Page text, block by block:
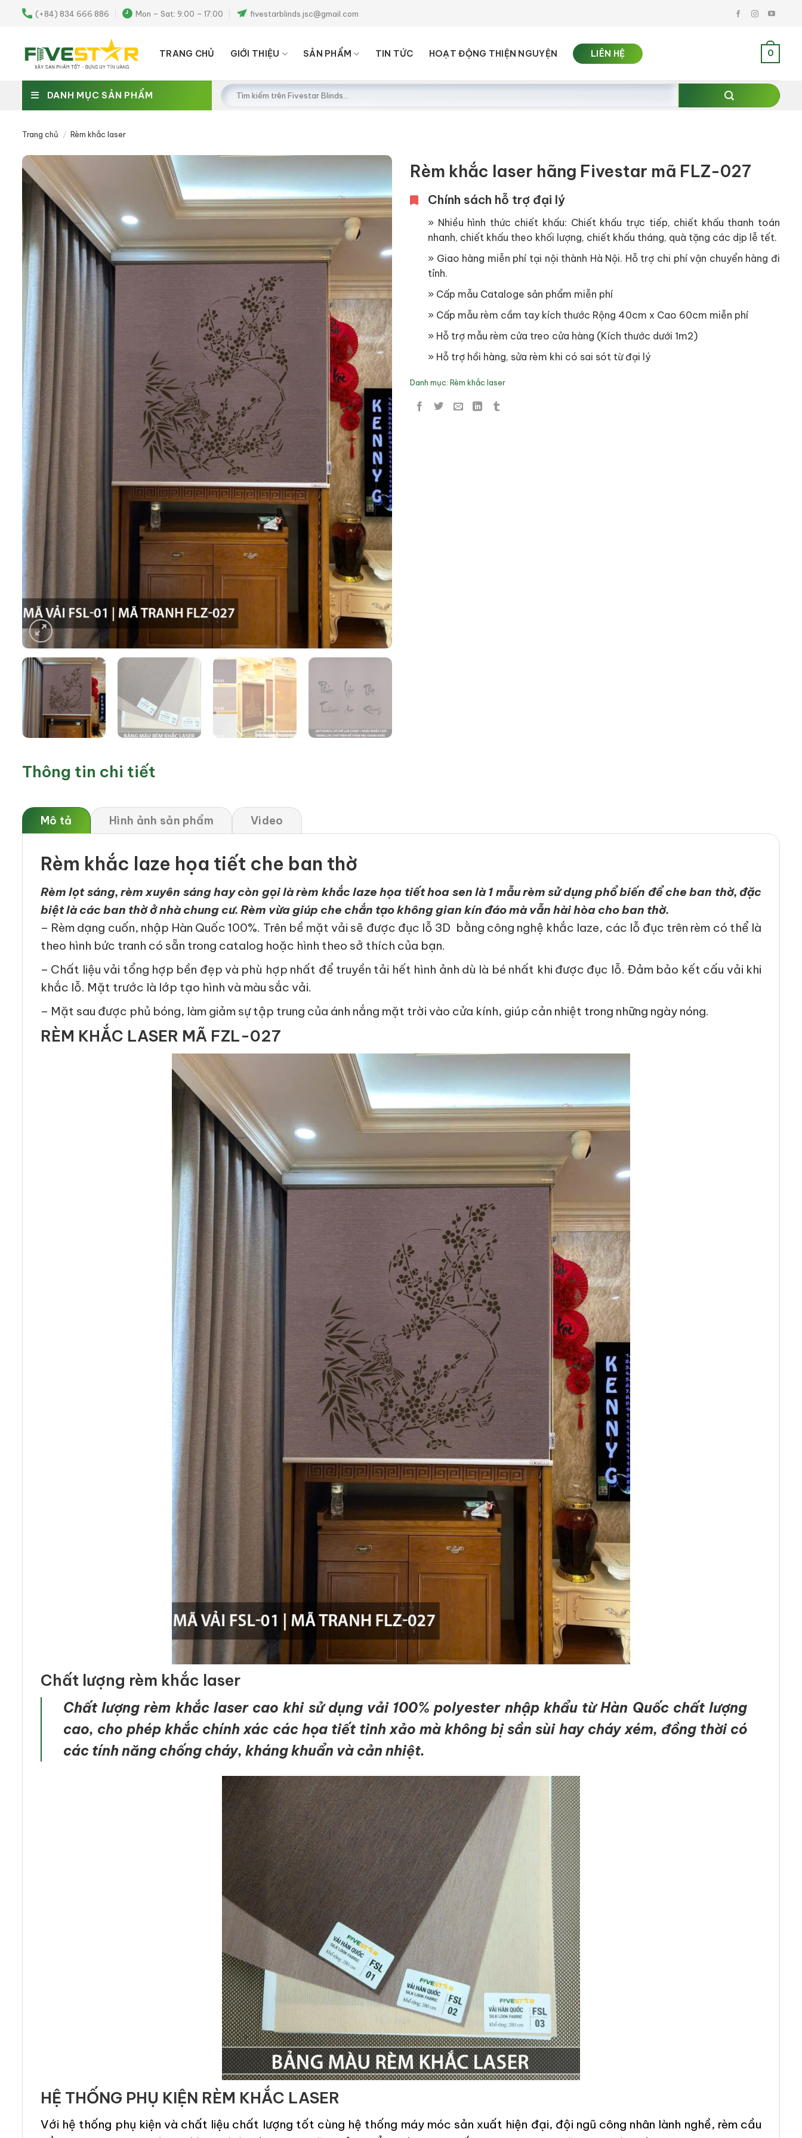
(+84) 834 666 886 Mon – Sat: 9:00 – 17:00 fivestarblinds.jsc@gmail.com
TRANG CHỦ GIỚI THIỆU SẢN PHẨM TIN TỨC HOẠT ĐỘNG THIỆN NGUYỆN LIÊN HỆ 0
DANH MỤC SẢN PHẨM
Tìm
kiếm:
Trang chủ / Rèm khắc laser
Rèm khắc laser hãng Fivestar mã FLZ-027
Chính sách hỗ trợ đại lý
» Nhiều hình thức chiết khấu: Chiết khấu trực tiếp, chiết khấu thanh toán
nhanh, chiết khấu theo khối lượng, chiết khấu tháng, quà tặng các dịp lễ tết.
» Giao hàng miễn phí tại nội thành Hà Nội. Hỗ trợ chi phí vận chuyển hàng đi
tỉnh.
» Cấp mẫu Cataloge sản phẩm miễn phí
» Cấp mẫu rèm cầm tay kích thước Rộng 40cm x Cao 60cm miễn phí
» Hỗ trợ mẫu rèm cửa treo cửa hàng (Kích thước dưới 1m2)
» Hỗ trợ hồi hàng, sửa rèm khi có sai sót từ đại lý
Danh mục: Rèm khắc laser
Thông tin chi tiết
Mô tả Hình ảnh sản phẩm Video
Rèm khắc laze họa tiết che ban thờ
Rèm lọt sáng, rèm xuyên sáng hay còn gọi là rèm khắc laze họa tiết hoa sen là 1 mẫu rèm sử dụng phổ biến để che ban thờ, đặc
biệt là các ban thờ ở nhà chung cư. Rèm vừa giúp che chắn tạo không gian kín đáo mà vẫn hài hòa cho ban thờ.
– Rèm dạng cuốn, nhập Hàn Quốc 100%. Trên bề mặt vải sẽ được đục lỗ 3D bằng công nghệ khắc laze, các lỗ đục trên rèm có thể là
theo hình bức tranh có sẵn trong catalog hoặc hình theo sở thích của bạn.
– Chất liệu vải tổng hợp bền đẹp và phù hợp nhất để truyền tải hết hình ảnh dù là bé nhất khi được đục lỗ. Đảm bảo kết cấu vải khi
khắc lỗ. Mặt trước là lớp tạo hình và màu sắc vải.
– Mặt sau được phủ bóng, làm giảm sự tập trung của ánh nắng mặt trời vào cửa kính, giúp cản nhiệt trong những ngày nóng.
RÈM KHẮC LASER MÃ FZL-027
Chất lượng rèm khắc laser
Chất lượng rèm khắc laser cao khi sử dụng vải 100% polyester nhập khẩu từ Hàn Quốc chất lượng
cao, cho phép khắc chính xác các họa tiết tinh xảo mà không bị sần sùi hay cháy xém, đồng thời có
các tính năng chống cháy, kháng khuẩn và cản nhiệt.
HỆ THỐNG PHỤ KIỆN RÈM KHẮC LASER
Với hệ thống phụ kiện và chất liệu chất lượng tốt cùng hệ thống máy móc sản xuất hiện đại, đội ngũ công nhân lành nghề, rèm cầu